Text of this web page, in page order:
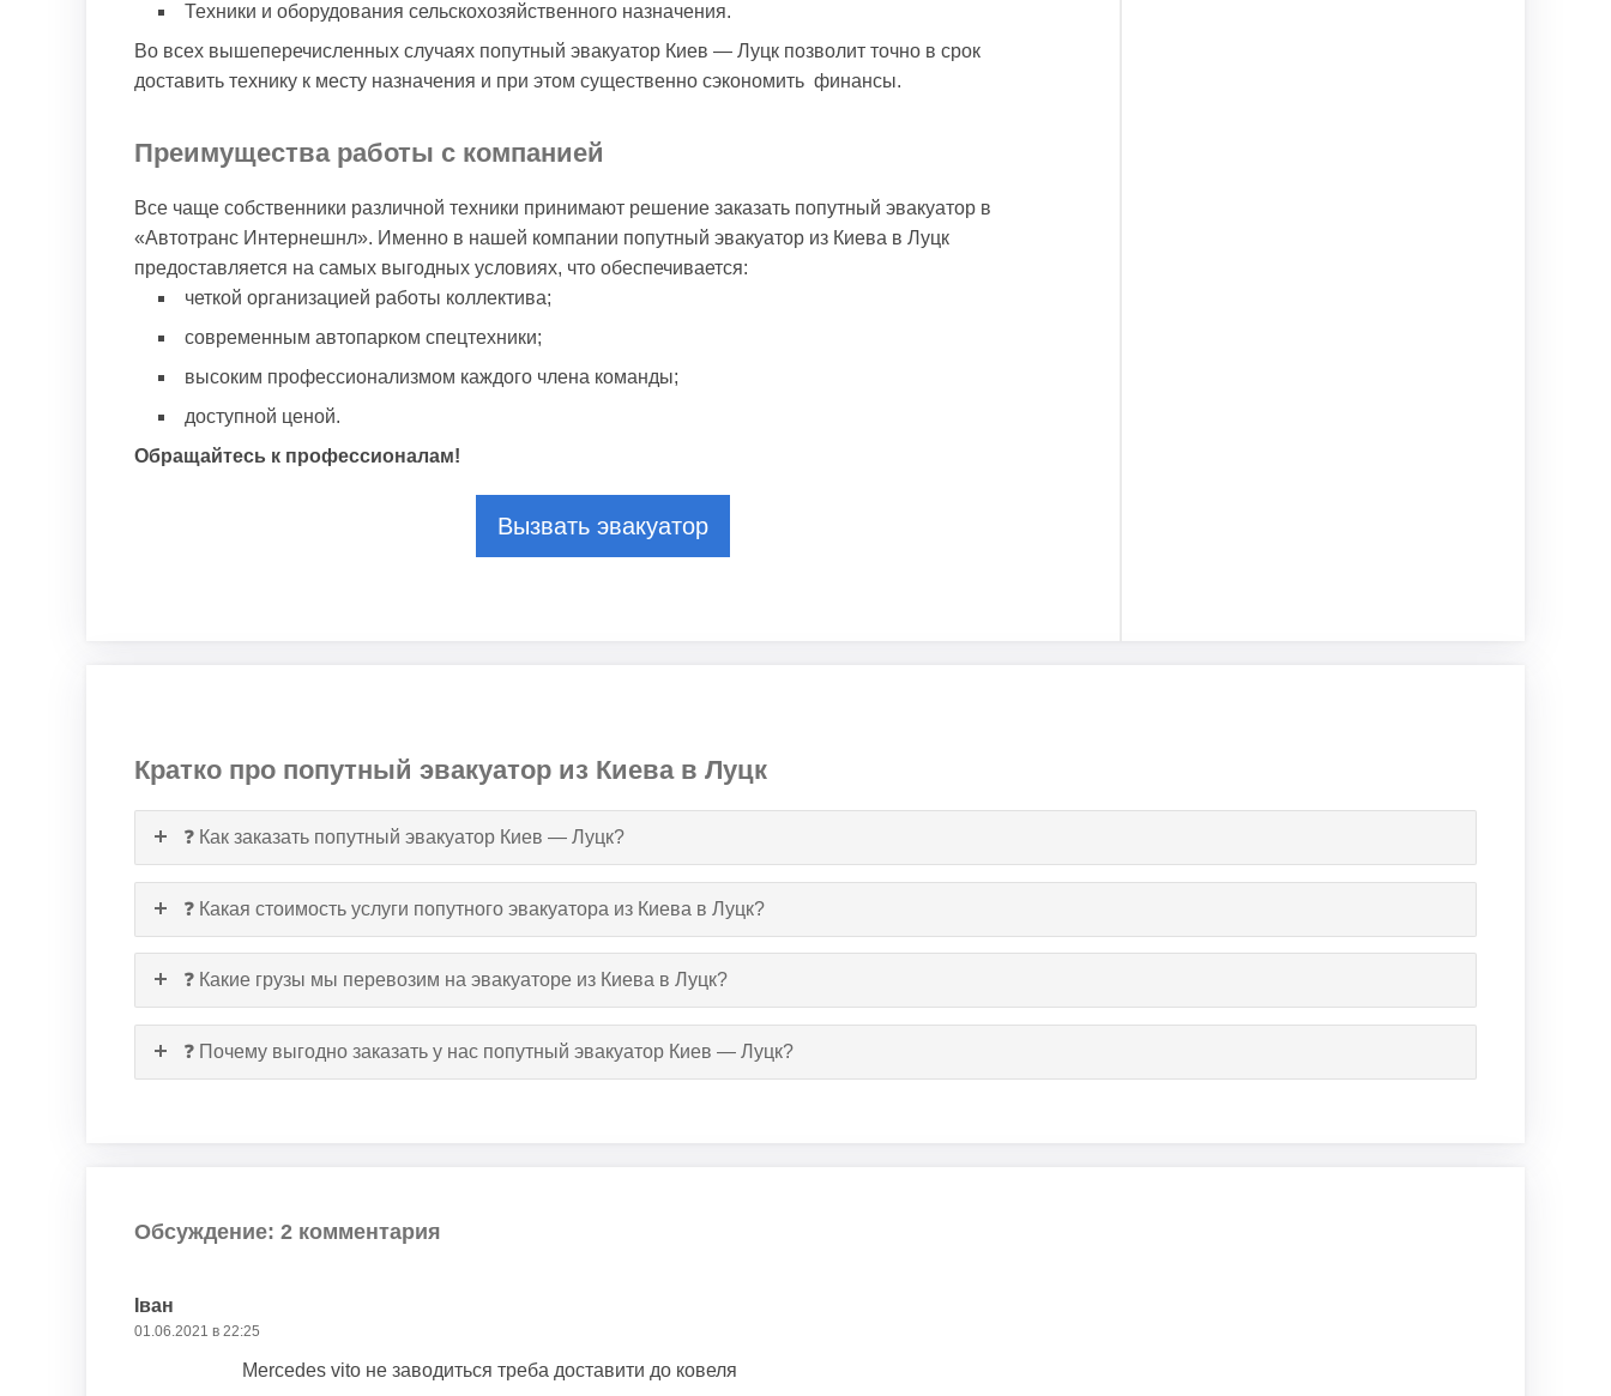
Техники и оборудования сельскохозяйственного назначения.
Во всех вышеперечисленных случаях попутный эвакуатор Киев — Луцк позволит точно в срок
доставить технику к месту назначения и при этом существенно сэкономить финансы.
Преимущества работы с компанией
Все чаще собственники различной техники принимают решение заказать попутный эвакуатор в
«Автотранс Интернешнл». Именно в нашей компании попутный эвакуатор из Киева в Луцк
предоставляется на самых выгодных условиях, что обеспечивается:
четкой организацией работы коллектива;
современным автопарком спецтехники;
высоким профессионализмом каждого члена команды;
доступной ценой.
Обращайтесь к профессионалам!
Вызвать эвакуатор
Кратко про попутный эвакуатор из Киева в Луцк
❓ Как заказать попутный эвакуатор Киев — Луцк?
❓ Какая стоимость услуги попутного эвакуатора из Киева в Луцк?
❓ Какие грузы мы перевозим на эвакуаторе из Киева в Луцк?
❓ Почему выгодно заказать у нас попутный эвакуатор Киев — Луцк?
Обсуждение: 2 комментария
Іван
01.06.2021 в 22:25
Mercedes vito не заводиться треба доставити до ковеля